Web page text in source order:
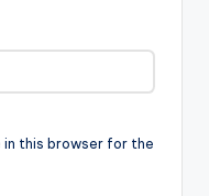
in this browser for the